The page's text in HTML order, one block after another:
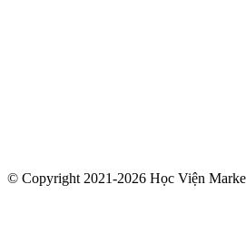
© Copyright 2021-2026 Học Viện